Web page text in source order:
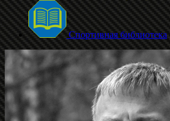
Спортивная библиотека